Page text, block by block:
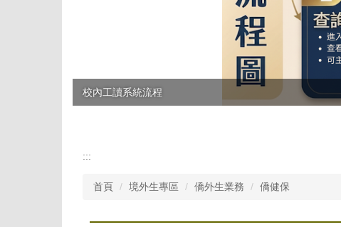
校內工讀系統流程
tpass 2.0+ 再升級
:::
首頁 境外生專區 僑外生業務 僑健保